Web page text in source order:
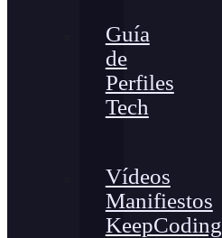
Guía
de
Perfiles
Tech
Vídeos
Manifiestos
KeepCoding